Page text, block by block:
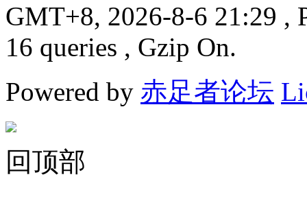
GMT+8, 2026-8-6 21:29 ,
16 queries , Gzip On.
Powered by 赤足者论坛
回顶部